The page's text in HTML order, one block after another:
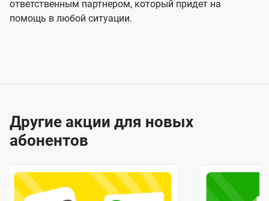
ответственным партнером, который придет на
помощь в любой ситуации.
Другие акции для новых
абонентов